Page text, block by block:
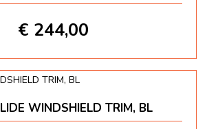
€ 244,00
WINDSHIELD TRIM, BL